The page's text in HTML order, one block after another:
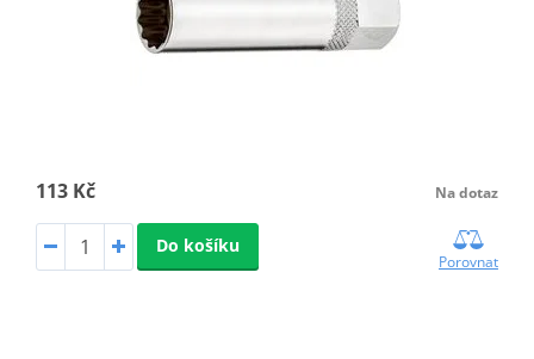
113 Kč Na dotaz
Do košíku
Porovnat